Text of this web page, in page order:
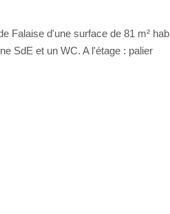
Falaise d'une surface de 81 m² hab
SdE et un WC. A l'étage : palier